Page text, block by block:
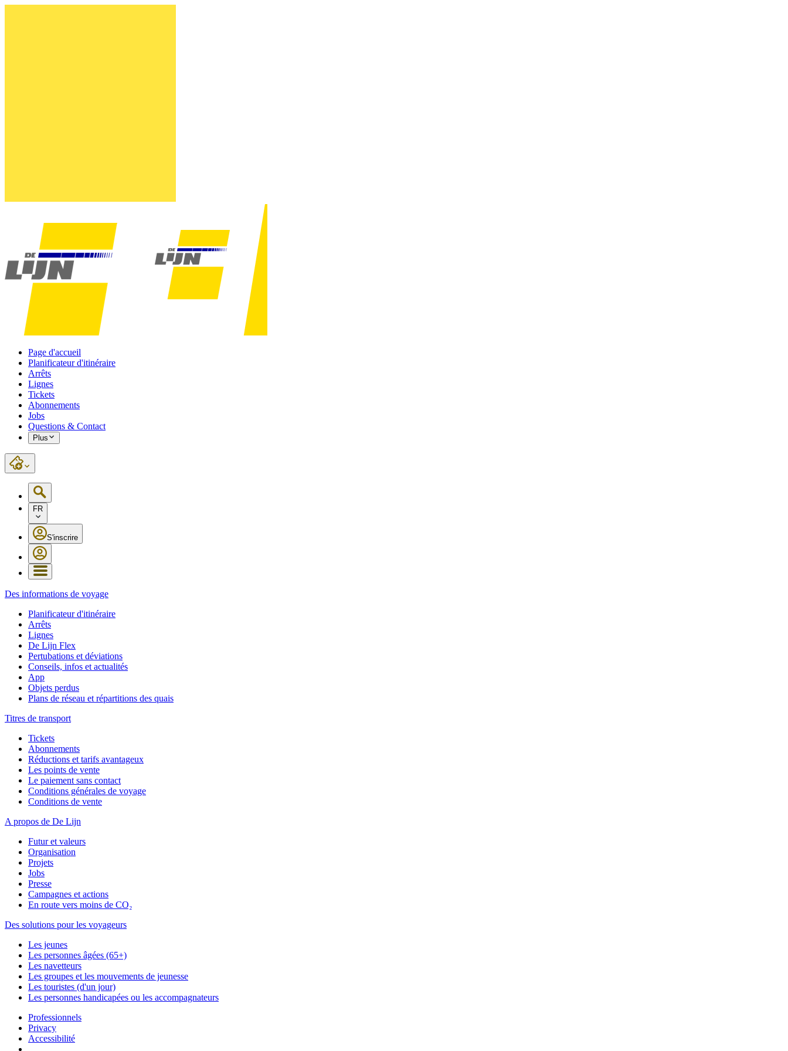
Page d'accueil
Planificateur d'itinéraire
Arrêts
Lignes
Tickets
Abonnements
Jobs
Questions & Contact
Plus
FR
S'inscrire
Des informations de voyage
Planificateur d'itinéraire
Arrêts
Lignes
De Lijn Flex
Pertubations et déviations
Conseils, infos et actualités
App
Objets perdus
Plans de réseau et répartitions des quais
Titres de transport
Tickets
Abonnements
Réductions et tarifs avantageux
Les points de vente
Le paiement sans contact
Conditions générales de voyage
Conditions de vente
A propos de De Lijn
Futur et valeurs
Organisation
Projets
Jobs
Presse
Campagnes et actions
En route vers moins de CO₂
Des solutions pour les voyageurs
Les jeunes
Les personnes âgées (65+)
Les navetteurs
Les groupes et les mouvements de jeunesse
Les touristes (d'un jour)
Les personnes handicapées ou les accompagnateurs
Professionnels
Privacy
Accessibilité